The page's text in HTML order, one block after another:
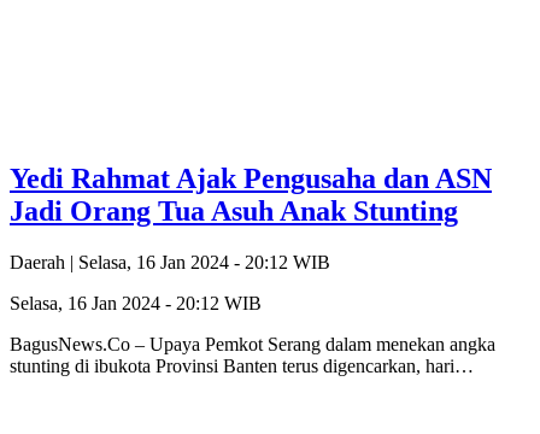
Yedi Rahmat Ajak Pengusaha dan ASN
Jadi Orang Tua Asuh Anak Stunting
Daerah | Selasa, 16 Jan 2024 - 20:12 WIB
Selasa, 16 Jan 2024 - 20:12 WIB
BagusNews.Co – Upaya Pemkot Serang dalam menekan angka
stunting di ibukota Provinsi Banten terus digencarkan, hari…